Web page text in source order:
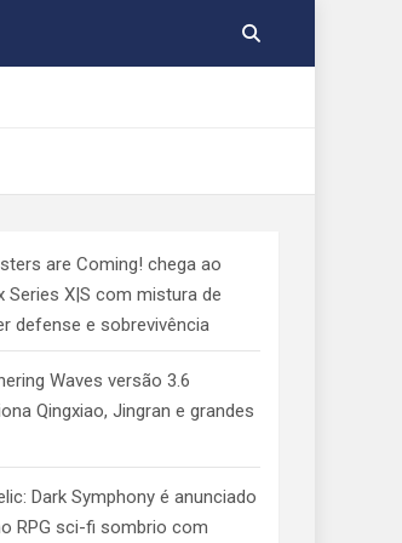
are Coming! chega ao
Series X|S com mistura de
defense e sobrevivência
Waves versão 3.6
Qingxiao, Jingran e grandes
Dark Symphony é anunciado
RPG sci-fi sombrio com